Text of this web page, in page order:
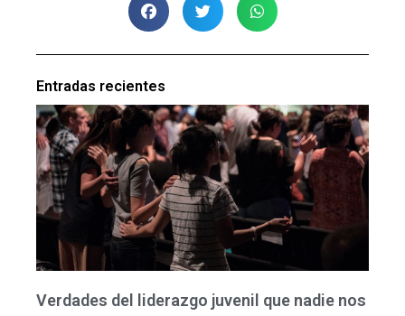
Entradas recientes
Verdades del liderazgo juvenil que nadie nos